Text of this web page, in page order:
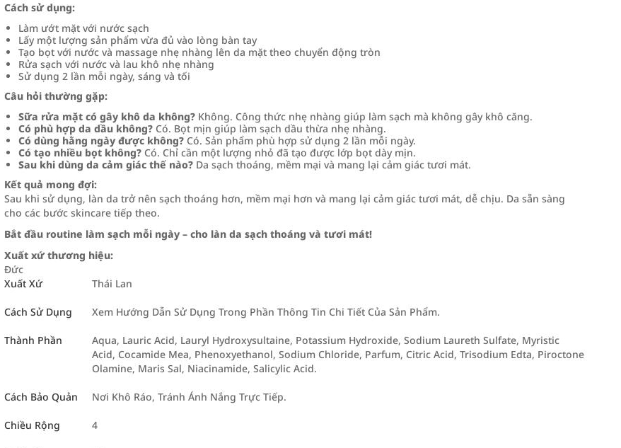
Cách sử dụng:
Làm ướt mặt với nước sạch
Lấy một lượng sản phẩm vừa đủ vào lòng bàn tay
Tạo bọt với nước và massage nhẹ nhàng lên da mặt theo chuyển động tròn
Rửa sạch với nước và lau khô nhẹ nhàng
Sử dụng 2 lần mỗi ngày, sáng và tối
Câu hỏi thường gặp:
Sữa rửa mặt có gây khô da không? Không. Công thức nhẹ nhàng giúp làm sạch mà không gây khô căng.
Có phù hợp da dầu không? Có. Bọt mịn giúp làm sạch dầu thừa nhẹ nhàng.
Có dùng hằng ngày được không? Có. Sản phẩm phù hợp sử dụng 2 lần mỗi ngày.
Có tạo nhiều bọt không? Có. Chỉ cần một lượng nhỏ đã tạo được lớp bọt dày mịn.
Sau khi dùng da cảm giác thế nào? Da sạch thoáng, mềm mại và mang lại cảm giác tươi mát.
Kết quả mong đợi:
Sau khi sử dụng, làn da trở nên sạch thoáng hơn, mềm mại hơn và mang lại cảm giác tươi mát, dễ chịu. Da sẵn sàng
cho các bước skincare tiếp theo.
Bắt đầu routine làm sạch mỗi ngày – cho làn da sạch thoáng và tươi mát!
Xuất xứ thương hiệu:
Đức
Xuất Xứ
Thái Lan
Cách Sử Dụng Xem Hướng Dẫn Sử Dụng Trong Phần Thông Tin Chi Tiết Của Sản Phẩm.
Thành Phần
Aqua, Lauric Acid, Lauryl Hydroxysultaine, Potassium Hydroxide, Sodium Laureth Sulfate, Myristic
Acid, Cocamide Mea, Phenoxyethanol, Sodium Chloride, Parfum, Citric Acid, Trisodium Edta, Piroctone
Olamine, Maris Sal, Niacinamide, Salicylic Acid.
Cách Bảo Quản Nơi Khô Ráo, Tránh Ánh Nắng Trực Tiếp.
Chiều Rộng 4